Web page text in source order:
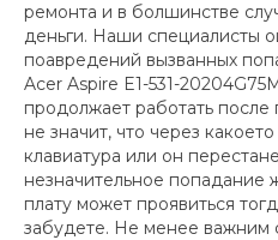
ремонта и в болшинстве
деньги. Наши специалисты
поавредений вызванных
Acer Aspire E1-531-
продолжает работать
не значит, что через
клавиатура или он
незначительное попадание
плату может проявиться
забудете. Не менее важним